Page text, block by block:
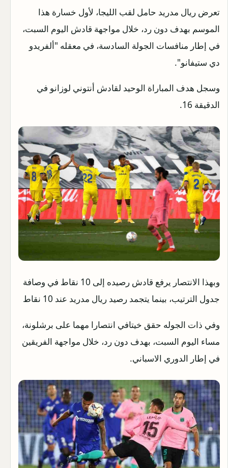
تعرض ريال مدريد حامل لقب الليجا، لأول خسارة هذا
الموسم بهدف دون رد، خلال مواجهة قادش اليوم السبت،
في إطار منافسات الجولة السادسة، في معقله "ألفريدو
دي ستيفانو".
وسجل هدف المباراة الوحيد لقادش أنتوني لوزانو في
الدقيقة 16.
وبهذا الانتصار يرفع قادش رصيده إلى 10 نقاط في وصافة
جدول الترتيب، بينما يتجمد رصيد ريال مدريد عند 10 نقاط
وفي ذات الجوله حقق خيتافي انتصارا مهما على برشلونة،
مساء اليوم السبت، بهدف دون رد، خلال مواجهة الفريقين
في إطار الدوري الاسباني.